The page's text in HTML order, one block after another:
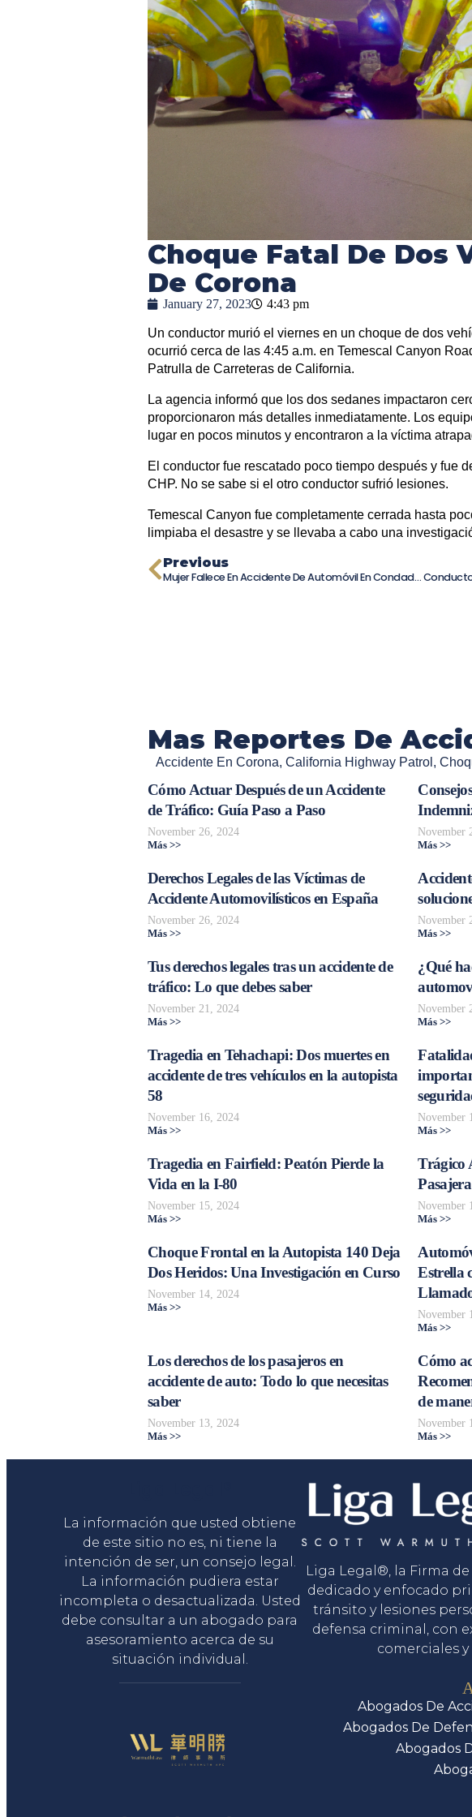
Choque Fatal De Dos
De Corona
January 27, 2023 4:43 pm
Un conductor murió el viernes en un choque de dos
ocurrió cerca de las 4:45 a.m. en Temescal Canyon
Patrulla de Carreteras de California.
La agencia informó que los dos sedanes impactaron
proporcionaron más detalles inmediatamente. Los
lugar en pocos minutos y encontraron a la víctima
El conductor fue rescatado poco tiempo después y fue
CHP. No se sabe si el otro conductor sufrió lesiones.
Temescal Canyon fue completamente cerrada hasta
limpiaba el desastre y se llevaba a cabo una
Previous
Mujer Fallece En Accidente De Automóvil En Condado De Halifax, Carolina Del Norte
Mas Reportes De
Accidente En Corona, California Highway Patrol ,
Cómo Actuar Después de un Accidente
de Tráfico: Guía Paso a Paso
November 26, 2024
Más >>
November
Más >>
Derechos Legales de las Víctimas de
Accidente Automovilísticos en España
November 26, 2024
Más >>
November
Más >>
Tus derechos legales tras un accidente de
tráfico: Lo que debes saber
November 21, 2024
Más >>
¿Qué
November
Más >>
Tragedia en Tehachapi: Dos muertes en
accidente de tres vehículos en la autopista
58
November 16, 2024
Más >>
November
Más >>
Tragedia en Fairfield: Peatón Pierde la
Vida en la I-80
November 15, 2024
Más >>
Trágico
November
Más >>
Choque Frontal en la Autopista 140 Deja
Dos Heridos: Una Investigación en Curso
November 14, 2024
Más >>
Estrella
November
Más >>
Los derechos de los pasajeros en
accidente de auto: Todo lo que necesitas
saber
November 13, 2024
Más >>
Cómo
de
November
Más >>
La información que usted obtiene
de este sitio no es, ni tiene la
intención de ser, un consejo legal.
La información pudiera estar
incompleta o desactualizada. Usted
debe consultar a un abogado para
asesoramiento acerca de su
situación individual.
Liga Legal®, la Firma
dedicado y enfocado
tránsito y lesiones
defensa criminal, con
comerciales
Abogados De
Abogados De
Abogados